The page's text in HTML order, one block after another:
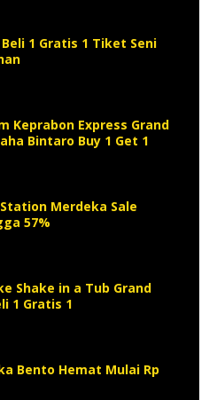
Beli 1 Gratis 1 Tiket Seni
Keprabon Express Grand
Bintaro Buy 1 Get 1
Merdeka Sale
57%
Shake in a Tub Grand
1 Gratis 1
Bento Hemat Mulai Rp